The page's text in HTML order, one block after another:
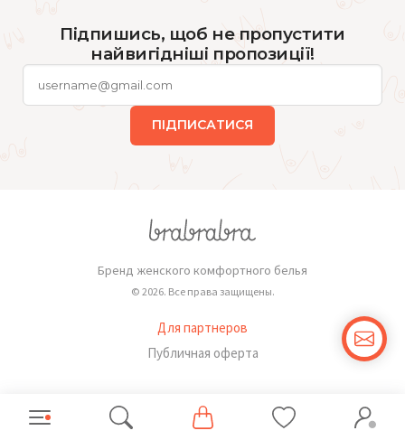
Підпишись, щоб не пропустити
найвигідніші пропозиції!
ПІДПИСАТИСЯ
Бренд женского комфортного белья
© 2026. Все права защищены.
Для партнеров
Публичная оферта